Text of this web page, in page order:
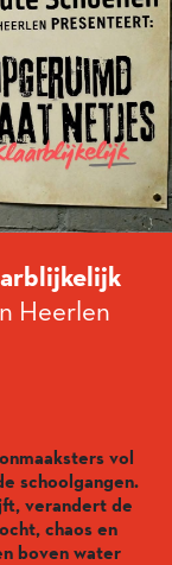
Heerlen
vol
schoolgangen.
verandert de
chaos en
boven water